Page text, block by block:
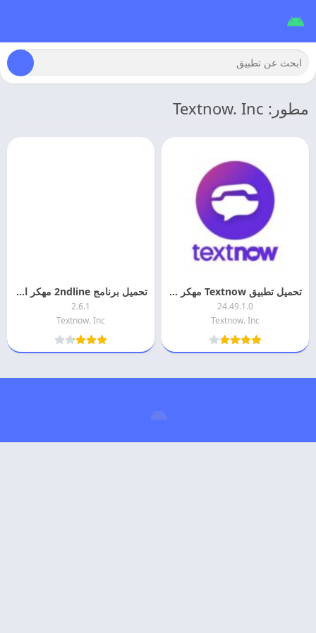
مطور: Textnow. Inc
تحميل تطبيق Textnow مهكر 2026 اخر اصدار
24.49.1.0
Textnow. Inc
تحميل برنامج 2ndline مهكر اخر تحديث مجانا
2.6.1
Textnow. Inc